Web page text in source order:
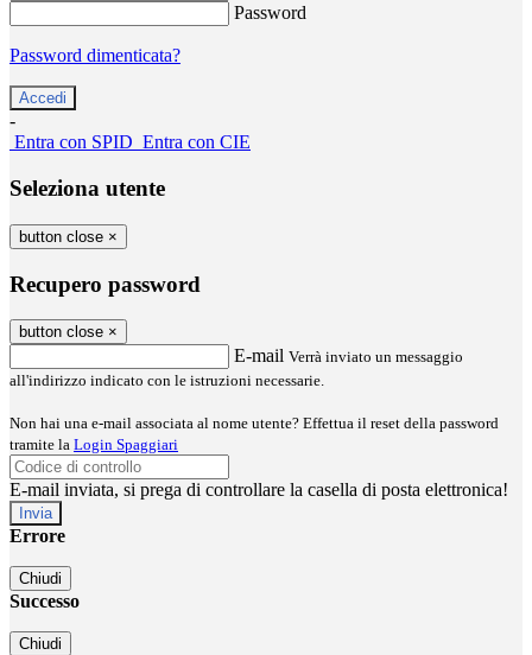
Password
Password dimenticata?
-
Entra con SPID Entra con CIE
Seleziona utente
button close ×
Recupero password
button close ×
E-mail Verrà inviato un messaggio
all'indirizzo indicato con le istruzioni necessarie.
Non hai una e-mail associata al nome utente? Effettua il reset della password
tramite la Login Spaggiari
E-mail inviata, si prega di controllare la casella di posta elettronica!
Errore
Chiudi
Successo
Chiudi